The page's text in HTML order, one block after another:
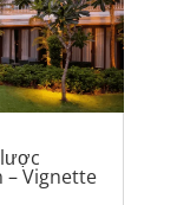
– Vignette